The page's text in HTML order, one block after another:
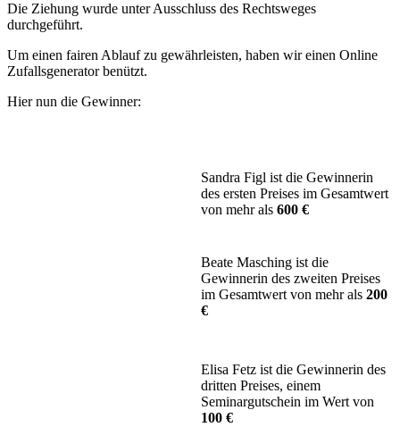
Die Ziehung wurde unter Ausschluss des Rechtsweges
durchgeführt.
Um einen fairen Ablauf zu gewährleisten, haben wir einen Online
Zufallsgenerator benützt.
Hier nun die Gewinner:
Sandra Figl ist die Gewinnerin
des ersten Preises im Gesamtwert
von mehr als 600 €
Beate Masching ist die
Gewinnerin des zweiten Preises
im Gesamtwert von mehr als 200
€
Elisa Fetz ist die Gewinnerin des
dritten Preises, einem
Seminargutschein im Wert von
100 €